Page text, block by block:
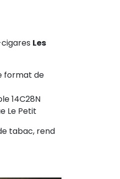
Les
format de
14C28N
Le Petit
tabac, rend